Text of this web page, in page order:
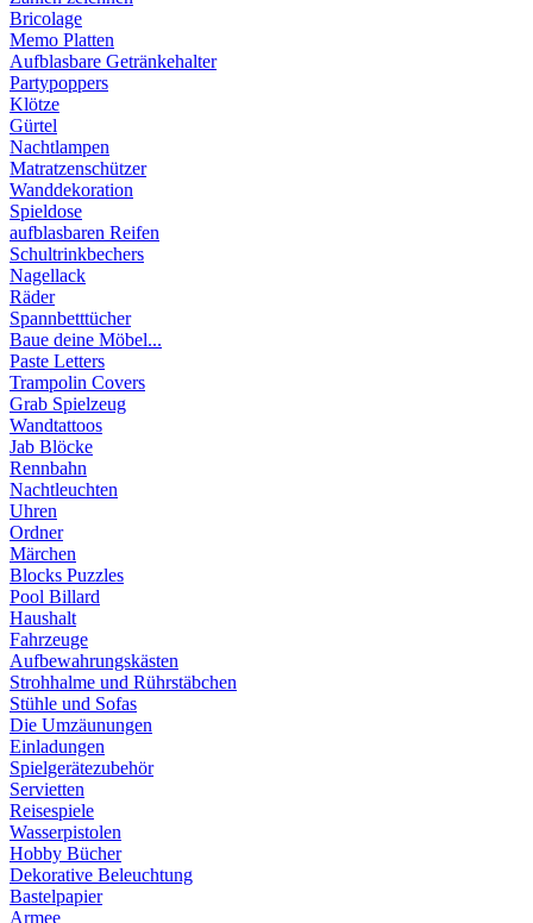
Bricolage
Memo Platten
Aufblasbare Getränkehalter
Partypoppers
Klötze
Gürtel
Nachtlampen
Matratzenschützer
Wanddekoration
Spieldose
aufblasbaren Reifen
Schultrinkbechers
Nagellack
Räder
Spannbetttücher
Baue deine Möbel...
Paste Letters
Trampolin Covers
Grab Spielzeug
Wandtattoos
Jab Blöcke
Rennbahn
Nachtleuchten
Uhren
Ordner
Märchen
Blocks Puzzles
Pool Billard
Haushalt
Fahrzeuge
Aufbewahrungskästen
Strohhalme und Rührstäbchen
Stühle und Sofas
Die Umzäunungen
Einladungen
Spielgerätezubehör
Servietten
Reisespiele
Wasserpistolen
Hobby Bücher
Dekorative Beleuchtung
Bastelpapier
Armee